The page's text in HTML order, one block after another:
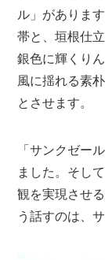
ル」がありま
帯と、垣根仕
銀色に輝くり
風に揺れる素
とさせます。
「サンクゼー
ました。そし
観を実現させ
う話すのは、